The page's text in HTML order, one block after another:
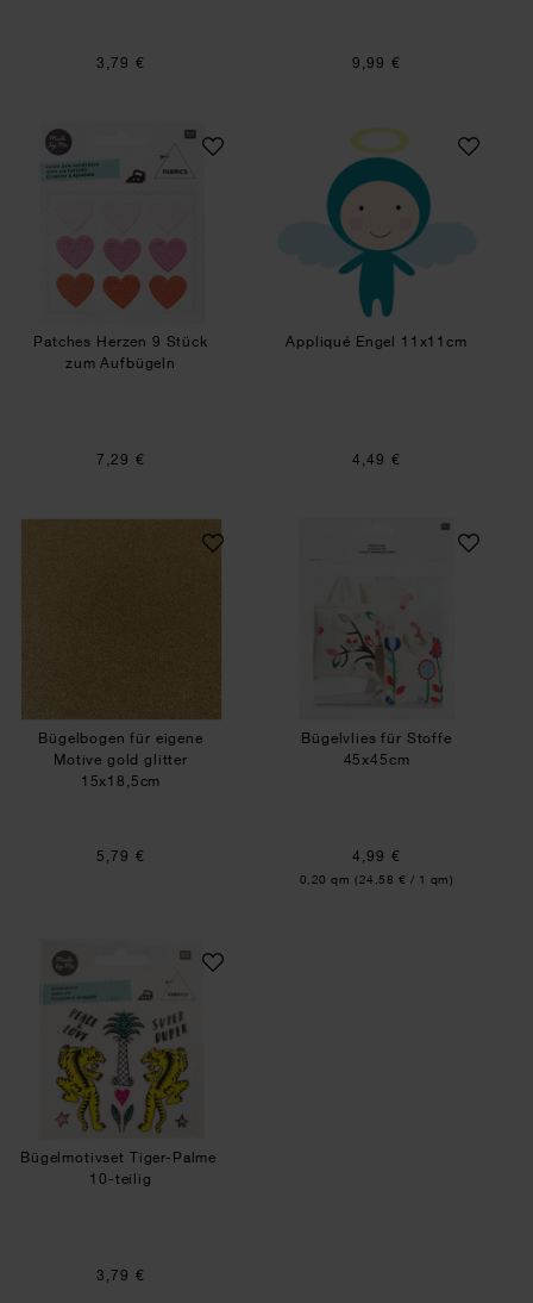
3,79 € 9,99 €
Patches Herzen 9 Stück zum Aufbügeln
Patches Herzen 9 Stück
zum Aufbügeln
7,29 €
Appliqué Engel
Appliqué Engel 11x11cm
4,49 €
Bügelbogen für eigene Motive gold glitter
Bügelbogen für eigene
Motive gold glitter
15x18,5cm
5,79 €
Bügelvlies für
Bügelvlies für Stoffe
45x45cm
4,99 €
Inhalt:
0,20 qm (24,58 € / 1 qm)
Bügelmotivset Tiger-Palme
Bügelmotivset Tiger-Palme
10-teilig
3,79 €